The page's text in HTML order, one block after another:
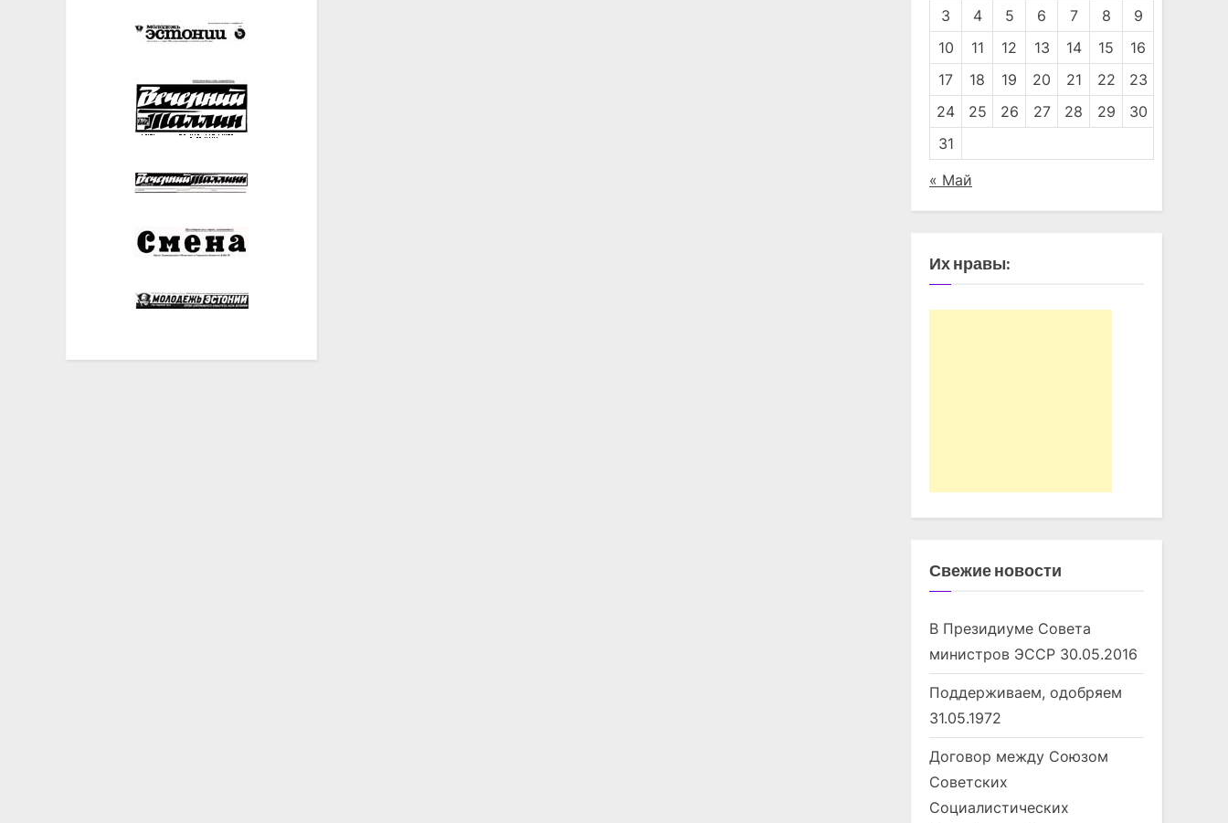
3
4 5 6 7 8
9
10
11 12 13 14 15
16
17
18 19 20 21 22
23
24
25 26 27 28 29
30
31
« Май
Их нравы:
Свежие новости
В Президиуме Совета
министров ЭССР 30.05.2016
Поддерживаем, одобряем
31.05.1972
Договор между Союзом
Советских
Социалистических